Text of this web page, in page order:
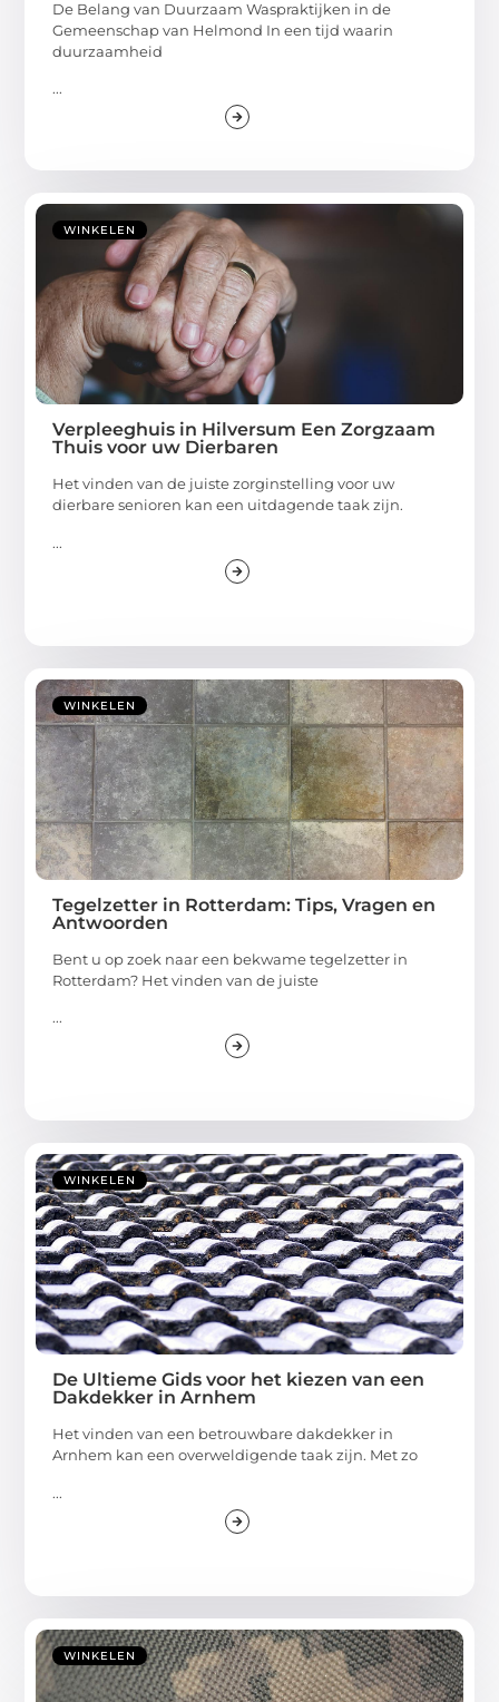
De Belang van Duurzaam Waspraktijken in de
Gemeenschap van Helmond In een tijd waarin
duurzaamheid
...
WINKELEN
Verpleeghuis in Hilversum Een Zorgzaam
Thuis voor uw Dierbaren
Het vinden van de juiste zorginstelling voor uw
dierbare senioren kan een uitdagende taak zijn.
...
WINKELEN
Tegelzetter in Rotterdam: Tips, Vragen en
Antwoorden
Bent u op zoek naar een bekwame tegelzetter in
Rotterdam? Het vinden van de juiste
...
WINKELEN
De Ultieme Gids voor het kiezen van een
Dakdekker in Arnhem
Het vinden van een betrouwbare dakdekker in
Arnhem kan een overweldigende taak zijn. Met zo
...
WINKELEN